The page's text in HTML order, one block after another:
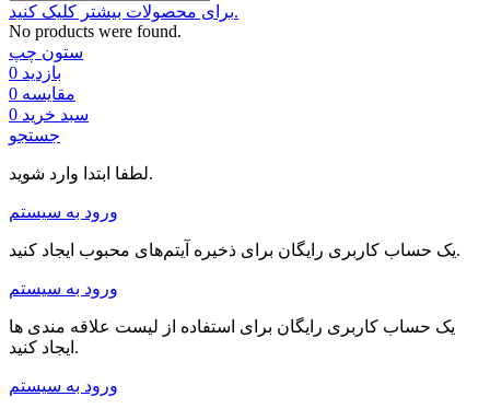
برای محصولات بیشتر کلیک کنید.
No products were found.
ستون چپ
بازدید 0
مقایسه 0
سبد خرید 0
جستجو
لطفا ابتدا وارد شوید.
ورود به سیستم
یک حساب کاربری رایگان برای ذخیره آیتم‌های محبوب ایجاد کنید.
ورود به سیستم
یک حساب کاربری رایگان برای استفاده از لیست علاقه مندی ها
ایجاد کنید.
ورود به سیستم